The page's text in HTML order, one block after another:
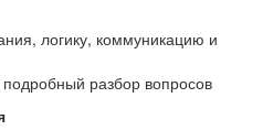
логику, коммуникацию и
разбор вопросов